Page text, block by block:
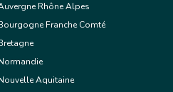
Rhône Alpes
Franche Comté
Aquitaine